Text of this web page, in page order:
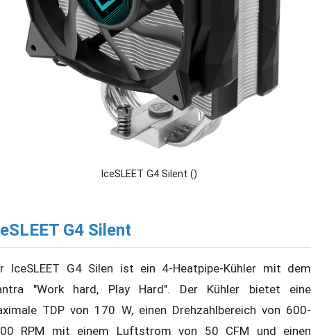
IceSLEET G4 Silent ()
G4 Silent
IceSLEET G4 Silen ist ein 4-Heatpipe-Kühler mit dem
"Work hard, Play Hard". Der Kühler bietet eine
TDP von 170 W, einen Drehzahlbereich von 600-
RPM mit einem Luftstrom von 50 CFM und einen